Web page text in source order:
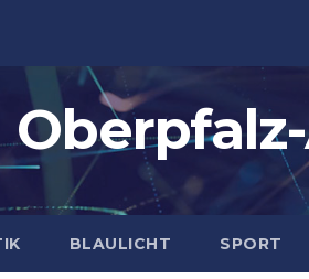
BLAULICHT SPORT